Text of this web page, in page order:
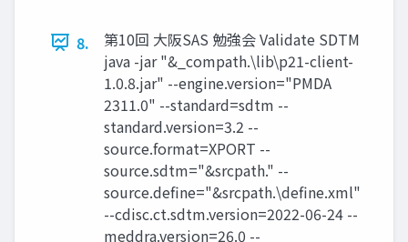
8.
第10回 大阪SAS 勉強会 Validate SDTM
java -jar "&_compath.\lib\p21-client-
1.0.8.jar" --engine.version="PMDA
2311.0" --standard=sdtm --
standard.version=3.2 --
source.format=XPORT --
source.sdtm="&srcpath." --
source.define="&srcpath.\define.xml"
--cdisc.ct.sdtm.version=2022-06-24 --
meddra.version=26.0 --